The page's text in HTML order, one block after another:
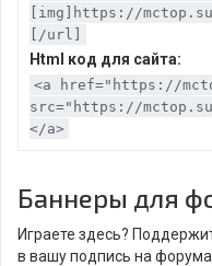
[img]https://
[/url]
Html код для сайта:
<a href="https://
src="https://
</a>
Баннеры для
Играете здесь?
в вашу подпись на